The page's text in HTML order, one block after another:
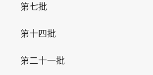
第七批
第十四批
第二十一批